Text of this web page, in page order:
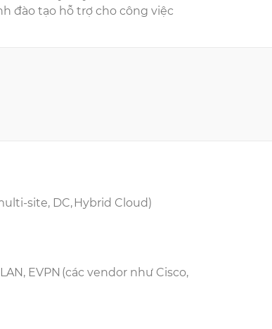
đào tạo hỗ trợ cho công việc
site, DC, Hybrid Cloud)
EVPN (các vendor như Cisco,